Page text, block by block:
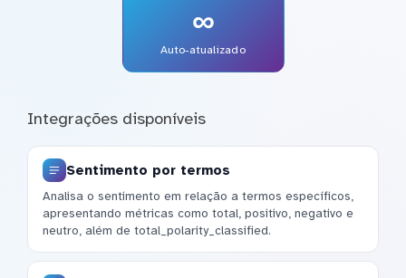
∞
Auto-atualizado
Integrações disponíveis
Sentimento por termos
Analisa o sentimento em relação a termos específicos,
apresentando métricas como total, positivo, negativo e
neutro, além de total_polarity_classified.